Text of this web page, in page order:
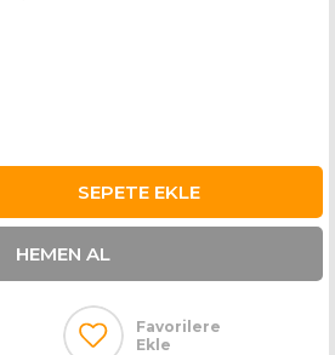
Favorilere
Ekle